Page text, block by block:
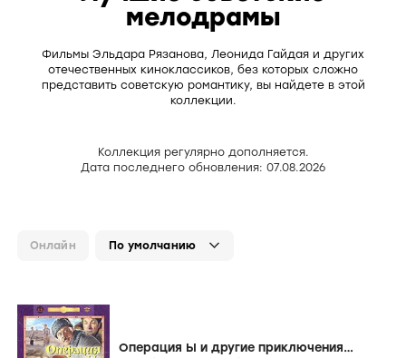
мелодрамы
Фильмы Эльдара Рязанова, Леонида Гайдая и других
отечественных киноклассиков, без которых сложно
представить советскую романтику, вы найдете в этой
коллекции.
Коллекция регулярно дополняется.
Дата последнего обновления: 07.08.2026
Онлайн
Операция Ы и другие приключения